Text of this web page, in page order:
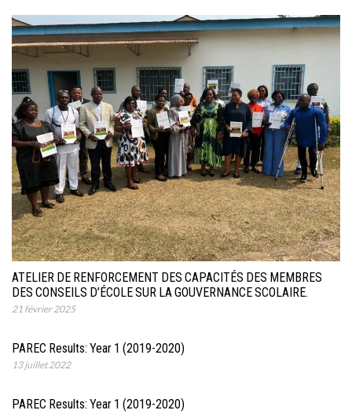
ATELIER DE RENFORCEMENT DES CAPACITÉS DES MEMBRES
DES CONSEILS D’ÉCOLE SUR LA GOUVERNANCE SCOLAIRE.
21 février 2025
PAREC Results: Year 1 (2019-2020)
13 juillet 2022
PAREC Results: Year 1 (2019-2020)